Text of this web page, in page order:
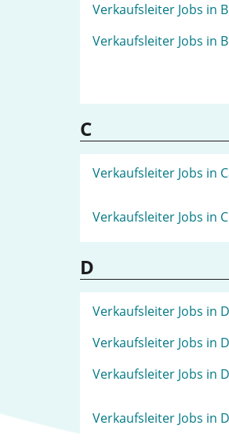
Verkaufsleiter Jobs in
Verkaufsleiter Jobs in
C
Verkaufsleiter Jobs in
Verkaufsleiter Jobs in
D
Verkaufsleiter Jobs in
Verkaufsleiter Jobs in
Verkaufsleiter Jobs in
Verkaufsleiter Jobs in